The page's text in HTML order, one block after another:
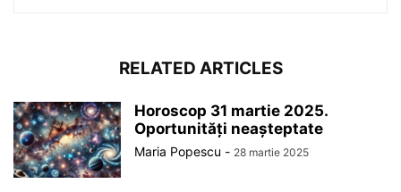
RELATED ARTICLES
Horoscop 31 martie 2025.
Oportunități neașteptate
Maria Popescu - 28 martie 2025